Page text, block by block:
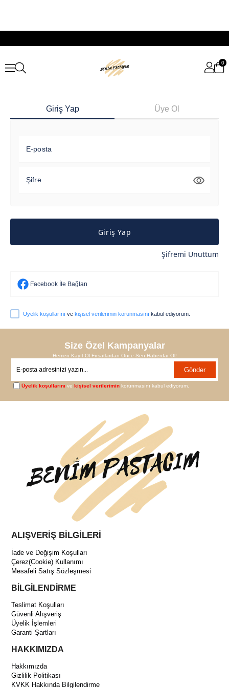
0
Giriş Yap Üye Ol
E-posta
Şifre
Giriş Yap
Şifremi Unuttum
Facebook İle Bağlan
Üyelik koşullarını ve kişisel verilerimin korunmasını kabul ediyorum.
Size Özel Kampanyalar
Hemen Kayıt Ol Fırsatlardan Önce Sen Haberdar Ol!
Gönder
Üyelik koşullarını vekişisel verilerimin korunmasını kabul ediyorum.
ALIŞVERİŞ BİLGİLERİ
İade ve Değişim Koşulları
Çerez(Cookie) Kullanımı
Mesafeli Satış Sözleşmesi
BİLGİLENDİRME
Teslimat Koşulları
Güvenli Alışveriş
Üyelik İşlemleri
Garanti Şartları
HAKKIMIZDA
Hakkımızda
Gizlilik Politikası
KVKK Hakkında Bilgilendirme